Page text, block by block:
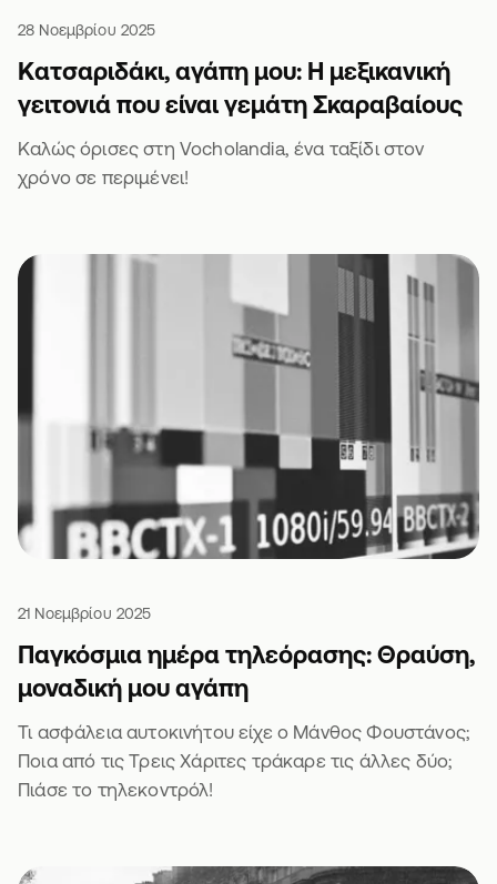
28 Νοεμβρίου 2025
Κατσαριδάκι, αγάπη μου: Η μεξικανική
γειτονιά που είναι γεμάτη Σκαραβαίους
Καλώς όρισες στη Vocholandia, ένα ταξίδι στον
χρόνο σε περιμένει!
21 Νοεμβρίου 2025
Παγκόσμια ημέρα τηλεόρασης: Θραύση,
μοναδική μου αγάπη
Τι ασφάλεια αυτοκινήτου είχε ο Μάνθος Φουστάνος;
Ποια από τις Τρεις Χάριτες τράκαρε τις άλλες δύο;
Πιάσε το τηλεκοντρόλ!